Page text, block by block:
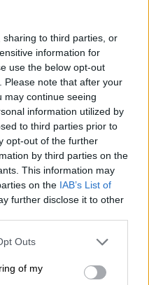
to third parties, or
information for
use the below opt-out
Please note that after your
may continue seeing
information utilized by
to third parties prior to
opt-out of the further
by third parties on the
This information may
on the IAB’s List of
further disclose it to other
Outs
of my
να οδηγήσει σε
/ Αθηναϊκή Γενική Κλινική
και τα συμφέροντα, οι
στα δάνεια, νέο deal
των κερδών της
«Σε πέντε χρόνια